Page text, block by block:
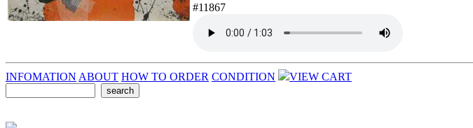
#11867
INFOMATION ABOUT HOW TO ORDER CONDITION VIEW CART